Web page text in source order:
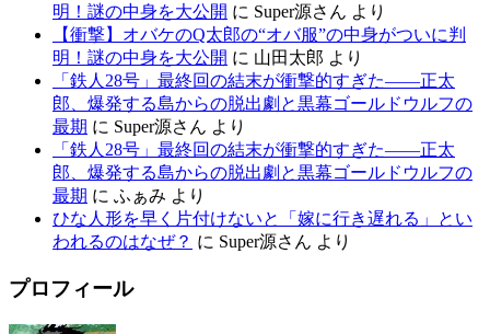
明！謎の中身を大公開 に Super源さん より
【衝撃】オバケのQ太郎の“オバ服”の中身がついに判
明！謎の中身を大公開 に 山田太郎 より
「鉄人28号」最終回の結末が衝撃的すぎた——正太
郎、爆発する島からの脱出劇と黒幕ゴールドウルフの
最期 に Super源さん より
「鉄人28号」最終回の結末が衝撃的すぎた——正太
郎、爆発する島からの脱出劇と黒幕ゴールドウルフの
最期 に ふぁみ より
ひな人形を早く片付けないと「嫁に行き遅れる」とい
われるのはなぜ？ に Super源さん より
プロフィール